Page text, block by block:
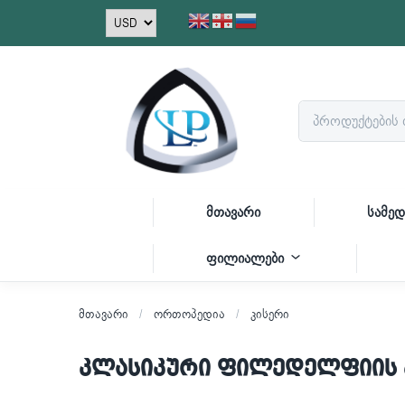
მთავარი
ფილიალები
მთავარი ორთოპედია კისერი
კლასიკური ფილედელფიის